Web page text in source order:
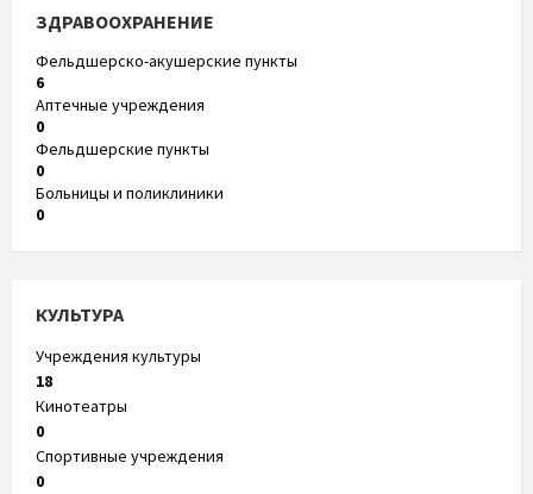
ЗДРАВООХРАНЕНИЕ
Фельдшерско-акушерские пункты
6
Аптечные учреждения
0
Фельдшерские пункты
0
Больницы и поликлиники
0
КУЛЬТУРА
Учреждения культуры
18
Кинотеатры
0
Спортивные учреждения
0